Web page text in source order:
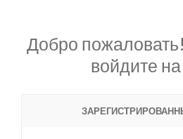
Добро
войдите на